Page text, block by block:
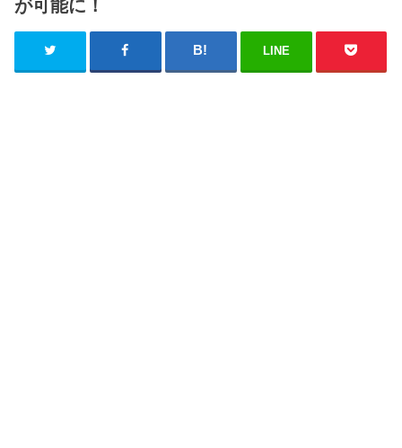
が可能に！
LINE